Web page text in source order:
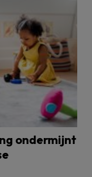
ondermijnt